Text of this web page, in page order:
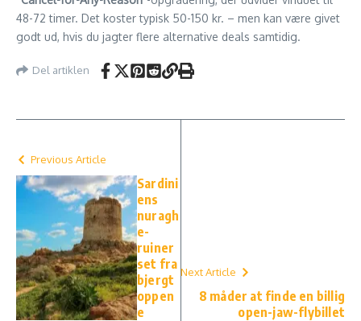
48-72 timer. Det koster typisk 50-150 kr. – men kan være givet
godt ud, hvis du jagter flere alternative deals samtidig.
Del artiklen
Previous Article
Sardini
ens
nuragh
e-
ruiner
set fra
bjergt
oppen
e
Next Article
8 måder at finde en billig
open-jaw-flybillet